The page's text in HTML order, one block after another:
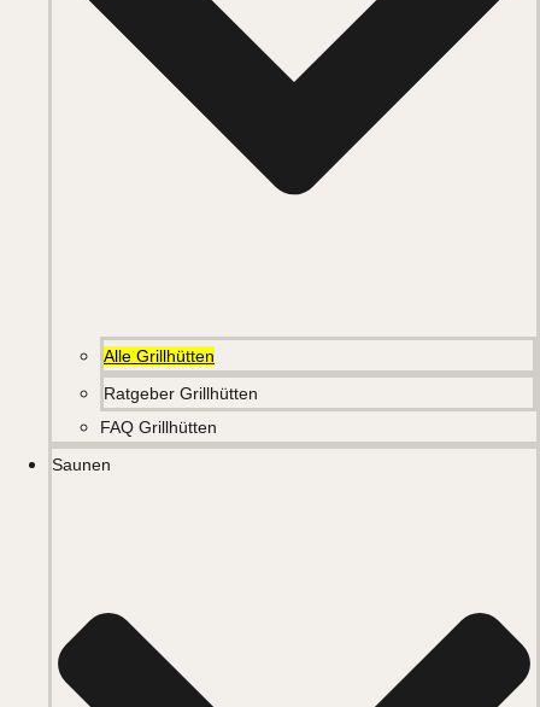
Alle Grillhütten
Ratgeber Grillhütten
FAQ Grillhütten
Saunen